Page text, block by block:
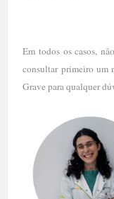
Em todos os casos,
consultar primeiro um
Grave para qualquer